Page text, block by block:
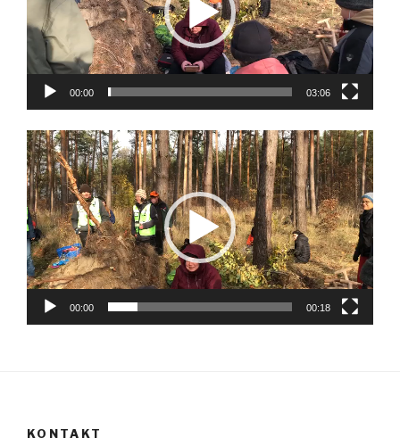
00:00 03:06
Video-
Player
00:00 00:18
KONTAKT